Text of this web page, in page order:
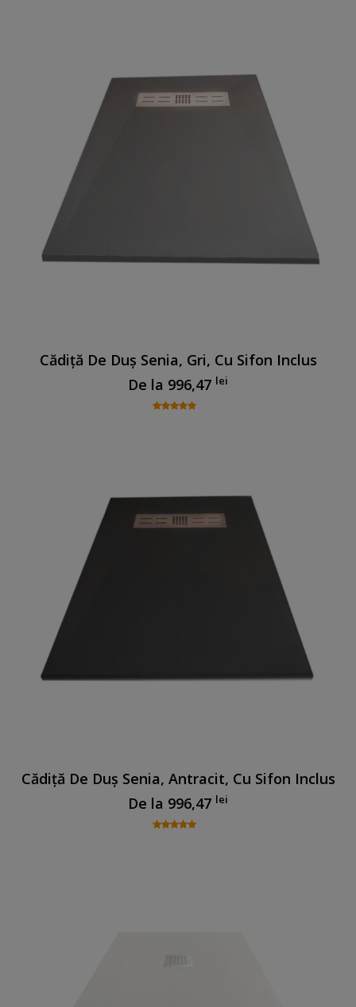
Cădiță De Duș Senia, Gri, Cu Sifon Inclus
De la 996,47 lei
Cădiță De Duș Senia, Antracit, Cu Sifon Inclus
De la 996,47 lei